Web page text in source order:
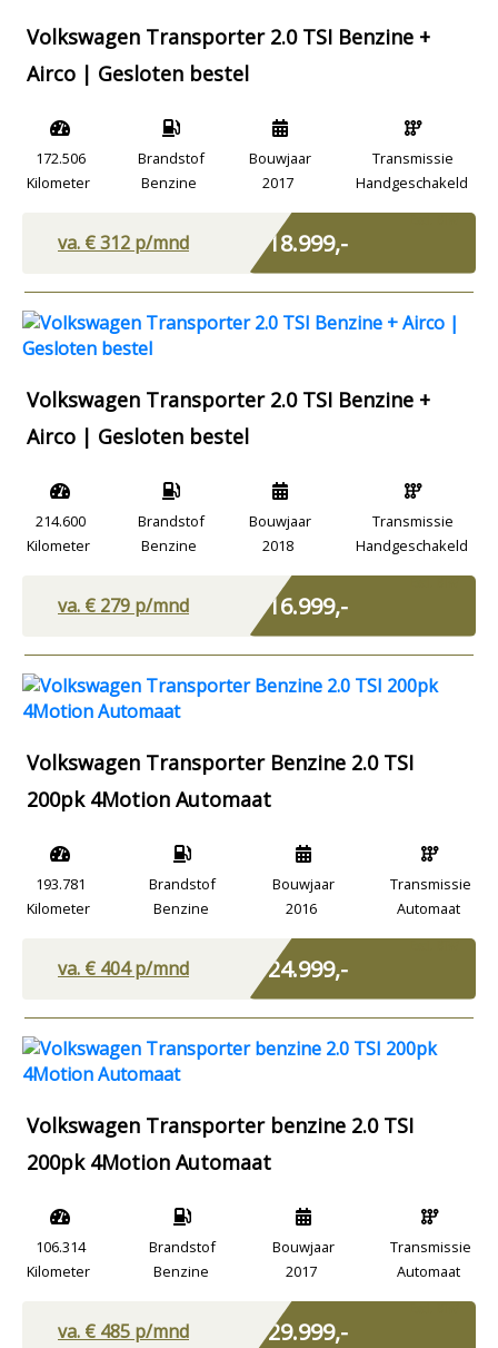
Volkswagen Transporter 2.0 TSI Benzine +
Airco | Gesloten bestel
172.506
Kilometer
Brandstof
Benzine
Bouwjaar
2017
Transmissie
Handgeschakeld
va. €312 p/mnd € 18.999,-
Volkswagen Transporter 2.0 TSI Benzine +
Airco | Gesloten bestel
214.600
Kilometer
Brandstof
Benzine
Bouwjaar
2018
Transmissie
Handgeschakeld
va. € 279 p/mnd € 16.999,-
Volkswagen Transporter Benzine 2.0 TSI
200pk 4Motion Automaat
193.781
Kilometer
Brandstof
Benzine
Bouwjaar
2016
Transmissie
Automaat
va. € 404p/mnd € 24.999,-
Volkswagen Transporter benzine 2.0 TSI
200pk 4Motion Automaat
106.314
Kilometer
Brandstof
Benzine
Bouwjaar
2017
Transmissie
Automaat
va. € 485 p/mnd € 29.999,-